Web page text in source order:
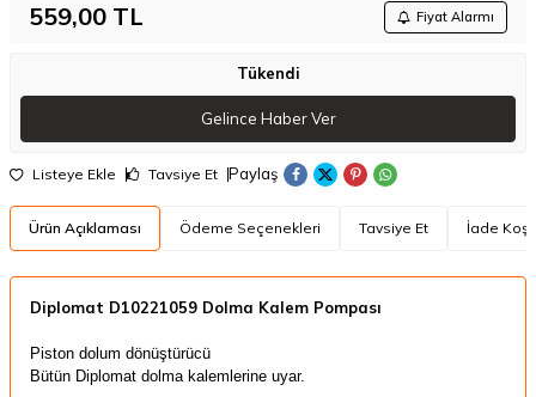
559,00 TL Fiyat Alarmı
Tükendi
Gelince Haber Ver
Listeye Ekle Tavsiye Et Paylaş
Ürün Açıklaması Ödeme Seçenekleri Tavsiye Et İade
​Diplomat D10221059 Dolma Kalem Pompası
Piston dolum dönüştürücü
Bütün Diplomat dolma kalemlerine uyar.